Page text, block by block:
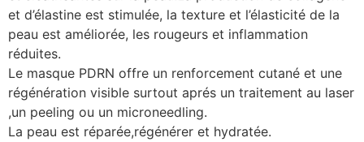
et d’élastine est stimulée, la texture et l’élasticité de la
peau est améliorée, les rougeurs et inflammation
réduites.
Le masque PDRN offre un renforcement cutané et une
régénération visible surtout aprés un traitement au laser
,un peeling ou un microneedling.
La peau est réparée,régénérer et hydratée.